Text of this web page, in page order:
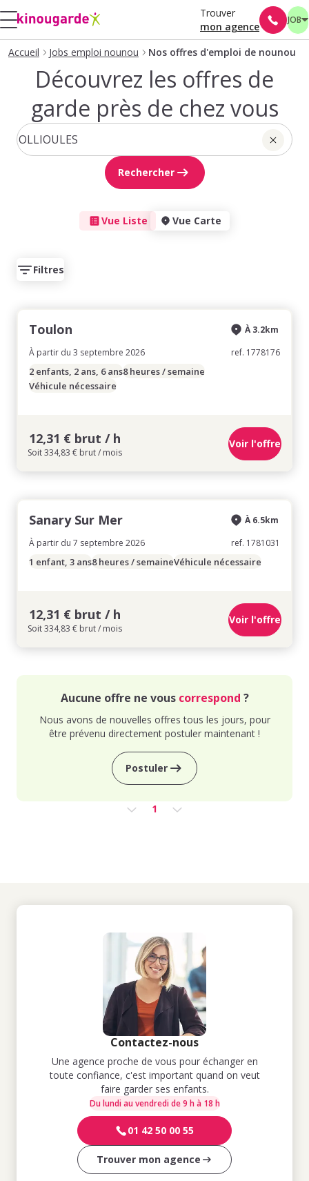
Trouver
mon agence
JOB
Accueil Jobs emploi nounou Nos offres d'emploi de nounou
Découvrez les offres de
garde près de chez vous
Rechercher
Vue Liste Vue Carte
Filtres
Toulon
À partir du 3 septembre 2026
À 3.2km
ref. 1778176
2 enfants, 2 ans, 6 ans8 heures / semaine
Véhicule nécessaire
12,31 € brut / h
Soit 334,83 € brut / mois
Voir l'offre
Sanary Sur Mer
À partir du 7 septembre 2026
À 6.5km
ref. 1781031
1 enfant, 3 ans8 heures / semaineVéhicule nécessaire
12,31 € brut / h
Soit 334,83 € brut / mois
Voir l'offre
Aucune offre ne vous correspond ?
Nous avons de nouvelles offres tous les jours, pour
être prévenu directement postuler maintenant !
Postuler
1
Contactez-nous
Une agence proche de vous pour échanger en
toute confiance, c'est important quand on veut
faire garder ses enfants.
Du lundi au vendredi de 9 h à 18 h
01 42 50 00 55
Trouver mon agence